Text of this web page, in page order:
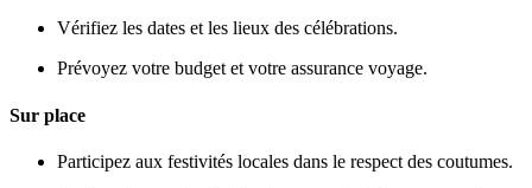
Vérifiez les dates et les lieux des célébrations.
Prévoyez votre budget et votre assurance voyage.
Sur place
Participez aux festivités locales dans le respect des coutumes.